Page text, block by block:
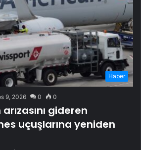
Haber
9, 2026 0 0
gideren
uçuşlarına yeniden